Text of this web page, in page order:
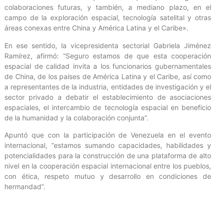
colaboraciones futuras, y también, a mediano plazo, en el
campo de la exploración espacial, tecnología satelital y otras
áreas conexas entre China y América Latina y el Caribe».
En ese sentido, la vicepresidenta sectorial Gabriela Jiménez
Ramírez, afirmó: “Seguro estamos de que esta cooperación
espacial de calidad invita a los funcionarios gubernamentales
de China, de los países de América Latina y el Caribe, así como
a representantes de la industria, entidades de investigación y el
sector privado a debatir el establecimiento de asociaciones
espaciales, el intercambio de tecnología espacial en beneficio
de la humanidad y la colaboración conjunta”.
Apuntó que con la participación de Venezuela en el evento
internacional, “estamos sumando capacidades, habilidades y
potencialidades para la construcción de una plataforma de alto
nivel en la cooperación espacial internacional entre los pueblos,
con ética, respeto mutuo y desarrollo en condiciones de
hermandad”.